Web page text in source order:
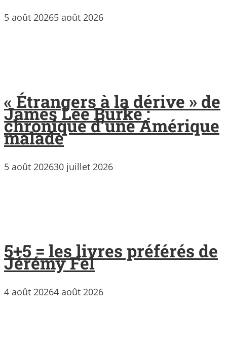
5 août 20265 août 2026
« Étrangers à la dérive » de
James Lee Burke :
chronique d’une Amérique
malade
5 août 202630 juillet 2026
5+5 = les livres préférés de
Jérémy Fel
4 août 20264 août 2026